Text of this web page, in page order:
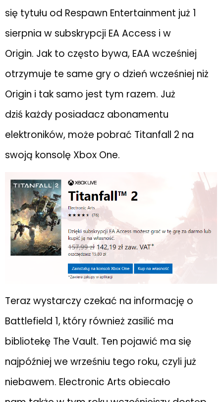
się tytułu od Respawn Entertainment już 1
sierpnia w subskrypcji EA Access i w
Origin. Jak to często bywa, EAA wcześniej
otrzymuje te same gry o dzień wcześniej niż
Origin i tak samo jest tym razem. Już
dziś każdy posiadacz abonamentu
elektroników, może pobrać Titanfall 2 na
swoją konsolę Xbox One.
Teraz wystarczy czekać na informację o
Battlefield 1, który również zasilić ma
bibliotekę The Vault. Ten pojawić ma się
najpóźniej we wrześniu tego roku, czyli już
niebawem. Electronic Arts obiecało